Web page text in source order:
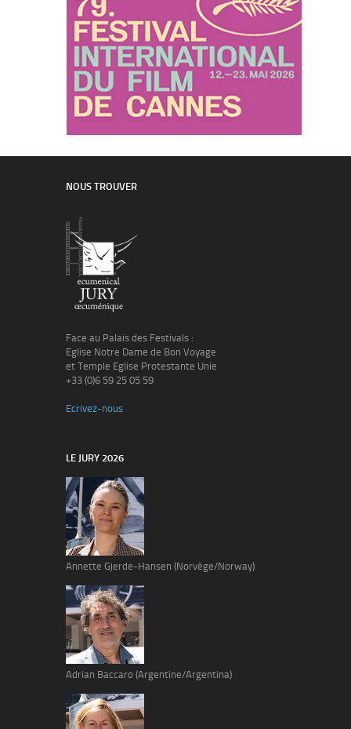
NOUS TROUVER
Face au Palais des Festivals :
Eglise Notre Dame de Bon Voyage
et Temple Eglise Protestante Unie
+33 (0)6 59 25 05 59
Ecrivez-nous
LE JURY 2026
Annette Gjerde-Hansen (Norvège/Norway)
Adrian Baccaro (Argentine/Argentina)